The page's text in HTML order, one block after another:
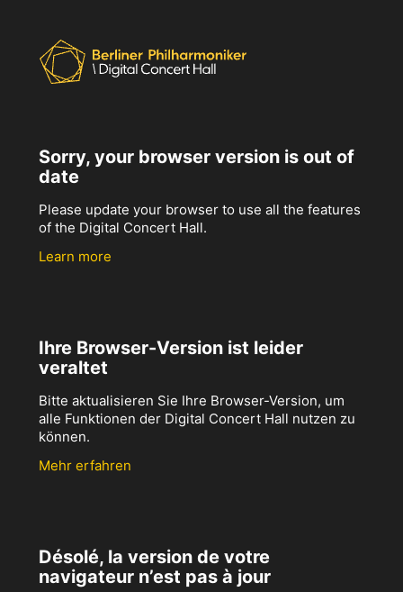
Sorry, your browser version is out of
date
Please update your browser to use all the features
of the Digital Concert Hall.
Learn more
Ihre Browser-Version ist leider
veraltet
Bitte aktualisieren Sie Ihre Browser-Version, um
alle Funktionen der Digital Concert Hall nutzen zu
können.
Mehr erfahren
Désolé, la version de votre
navigateur n’est pas à jour